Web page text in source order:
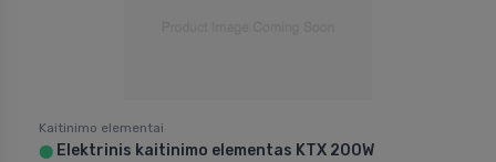
Kaitinimo elementai
⬤ Elektrinis kaitinimo elementas KTX 200W